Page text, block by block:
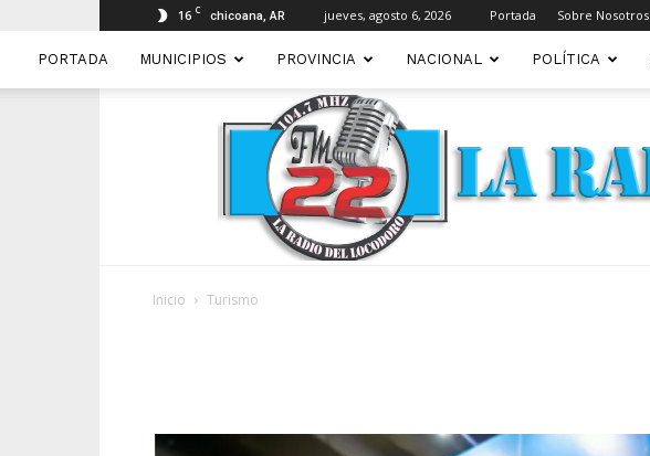
16 C chicoana, AR jueves, agosto 6, 2026 Portada Sobre Nosotros
PORTADA MUNICIPIOS PROVINCIA NACIONAL POLÍTICA
Inicio Turismo